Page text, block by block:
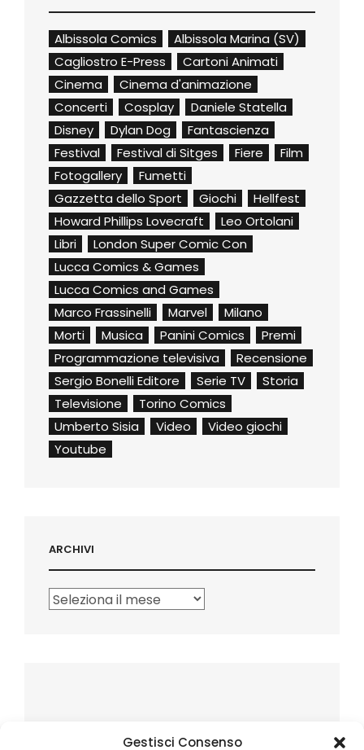
Gestisci Consenso
Albissola Comics
Albissola Marina (SV)
Cagliostro E-Press
Cartoni Animati
Cinema
Cinema d'animazione
Concerti
Cosplay
Daniele Statella
Disney
Dylan Dog
Fantascienza
Festival
Festival di Sitges Fiere
Film
Fotogallery
Fumetti
Gazzetta dello Sport
Giochi
Hellfest
Howard Phillips Lovecraft
Leo Ortolani
Libri
London Super Comic Con
Lucca Comics & Games
Lucca Comics and Games
Marco Frassinelli
Marvel
Milano
Morti
Musica Panini Comics
Premi
Programmazione televisiva
Recensione
Sergio Bonelli Editore
Serie TV
Storia
Televisione
Torino Comics
Umberto Sisia
Video
Video giochi
Youtube
ARCHIVI
Archivi